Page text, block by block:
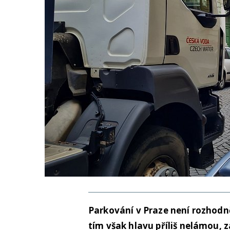
Parkování v Praze není
tím však hlavu příliš nelámou,